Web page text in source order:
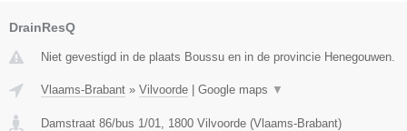
DrainResQ
Niet gevestigd in de plaats Boussu en in de provincie Henegouwen.
Vlaams-Brabant » Vilvoorde | Google maps ▼
Damstraat 86/bus 1/01 1800 Vilvoorde (Vlaams-Brabant)